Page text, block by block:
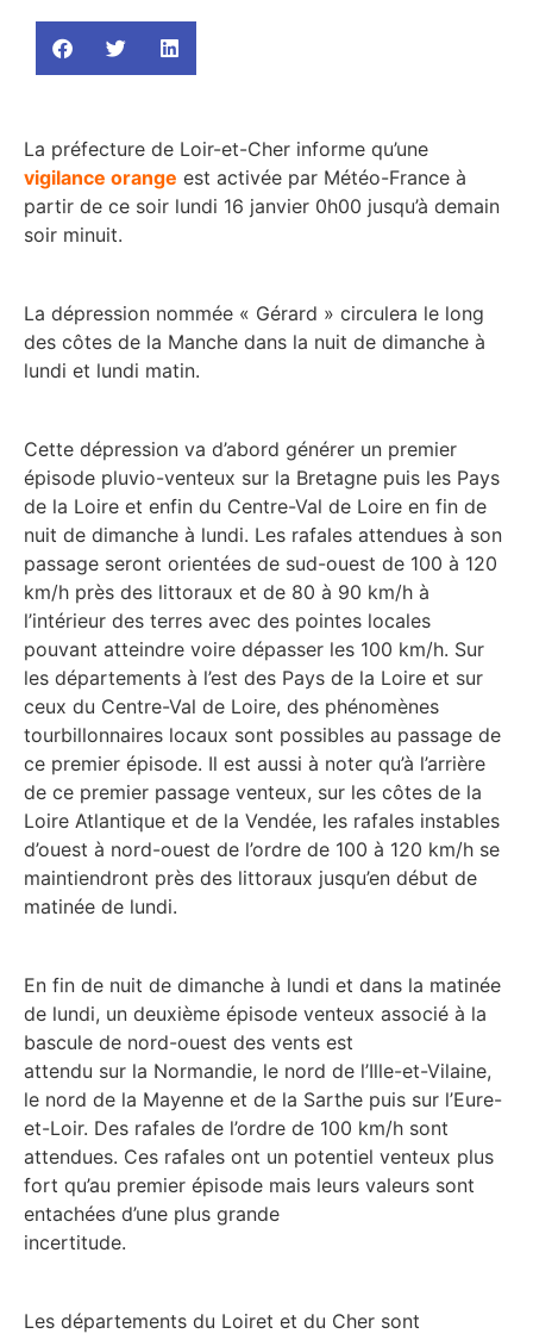
La préfecture de Loir-et-Cher informe qu’une
vigilance orange est activée par Météo-France à
partir de ce soir lundi 16 janvier 0h00 jusqu’à demain
soir minuit.
La dépression nommée « Gérard » circulera le long
des côtes de la Manche dans la nuit de dimanche à
lundi et lundi matin.
Cette dépression va d’abord générer un premier
épisode pluvio-venteux sur la Bretagne puis les Pays
de la Loire et enfin du Centre-Val de Loire en fin de
nuit de dimanche à lundi. Les rafales attendues à son
passage seront orientées de sud-ouest de 100 à 120
km/h près des littoraux et de 80 à 90 km/h à
l’intérieur des terres avec des pointes locales
pouvant atteindre voire dépasser les 100 km/h. Sur
les départements à l’est des Pays de la Loire et sur
ceux du Centre-Val de Loire, des phénomènes
tourbillonnaires locaux sont possibles au passage de
ce premier épisode. Il est aussi à noter qu’à l’arrière
de ce premier passage venteux, sur les côtes de la
Loire Atlantique et de la Vendée, les rafales instables
d’ouest à nord-ouest de l’ordre de 100 à 120 km/h se
maintiendront près des littoraux jusqu’en début de
matinée de lundi.
En fin de nuit de dimanche à lundi et dans la matinée
de lundi, un deuxième épisode venteux associé à la
bascule de nord-ouest des vents est
attendu sur la Normandie, le nord de l’Ille-et-Vilaine,
le nord de la Mayenne et de la Sarthe puis sur l’Eure-
et-Loir. Des rafales de l’ordre de 100 km/h sont
attendues. Ces rafales ont un potentiel venteux plus
fort qu’au premier épisode mais leurs valeurs sont
entachées d’une plus grande
incertitude.
Les départements du Loiret et du Cher sont